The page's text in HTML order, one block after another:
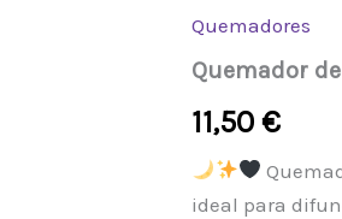
Quemadores
Quemador
11,50€
ideal para
y
Estrellas
–
Negro
cantidad